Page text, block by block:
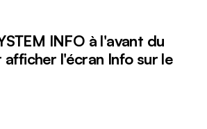
INFO à l'avant du
l'écran Info sur le